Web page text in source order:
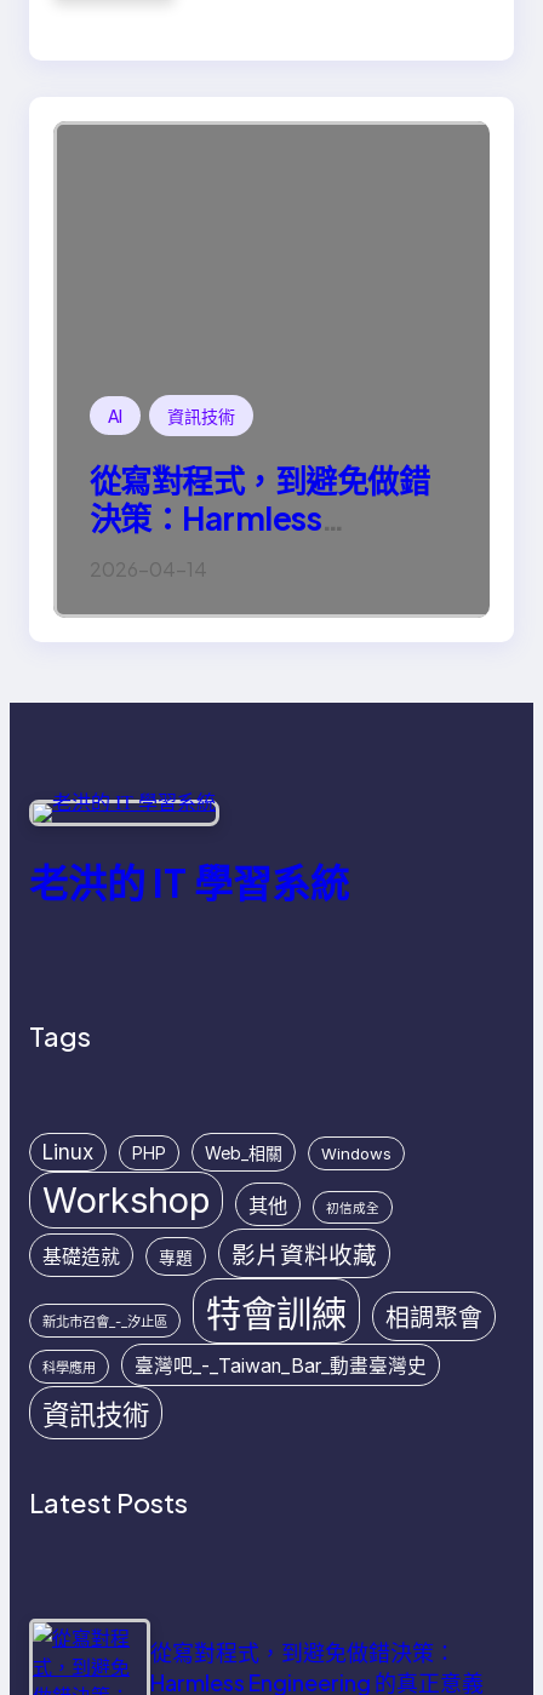
AI 資訊技術
從寫對程式，到避免做錯
決策：Harmless
Engineering 的真正意義
2026-04-14
老洪的 IT 學習系統
Tags
Linux PHP Web_相關 Windows
Workshop 其他 初信成全
基礎造就 專題 影片資料收藏
新北市召會_-_汐止區 特會訓練 相調聚會
科學應用 臺灣吧_-_Taiwan_Bar_動畫臺灣史
資訊技術
Latest Posts
從寫對程式，到避免做錯決策：
Harmless Engineering 的真正意義